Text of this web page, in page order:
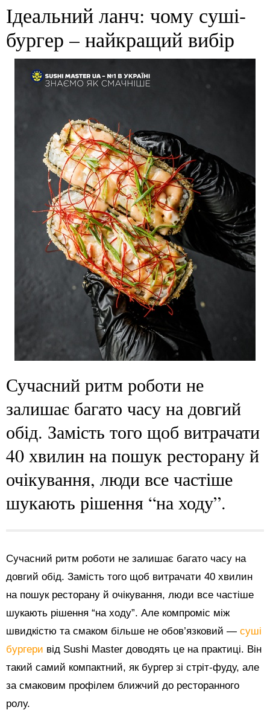
Ідеальний ланч: чому суші-
бургер – найкращий вибір
Сучасний ритм роботи не
залишає багато часу на довгий
обід. Замість того щоб витрачати
40 хвилин на пошук ресторану й
очікування, люди все частіше
шукають рішення “на ходу”.
Сучасний ритм роботи не залишає багато часу на
довгий обід. Замість того щоб витрачати 40 хвилин
на пошук ресторану й очікування, люди все частіше
шукають рішення “на ходу”. Але компроміс між
швидкістю та смаком більше не обов’язковий — суші
бургери від Sushi Master доводять це на практиці. Він
такий самий компактний, як бургер зі стріт-фуду, але
за смаковим профілем ближчий до ресторанного
ролу.